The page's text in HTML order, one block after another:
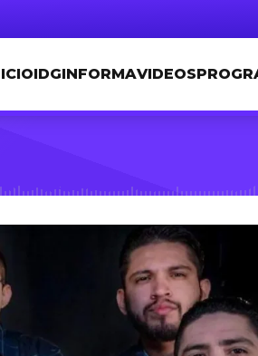
IDGINFORMAVIDEOS